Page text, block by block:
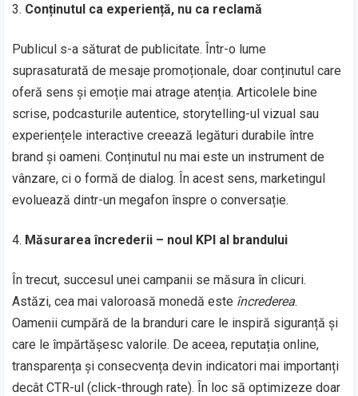
Conținutul ca experiență, nu ca reclamă
Publicul s-a săturat de publicitate. Într-o lume
suprasaturată de mesaje promoționale, doar conținutul care
oferă sens și emoție mai atrage atenția. Articolele bine
scrise, podcasturile autentice, storytelling-ul vizual sau
experiențele interactive creează legături durabile între
brand și oameni. Conținutul nu mai este un instrument de
vânzare, ci o formă de dialog. În acest sens, marketingul
evoluează dintr-un megafon înspre o conversație.
Măsurarea încrederii – noul KPI al brandului
În trecut, succesul unei campanii se măsura în clicuri.
Astăzi, cea mai valoroasă monedă este încrederea.
Oamenii cumpără de la branduri care le inspiră siguranță și
care le împărtășesc valorile. De aceea, reputația online,
transparența și consecvența devin indicatori mai importanți
decât CTR-ul (click-through rate). În loc să optimizeze doar